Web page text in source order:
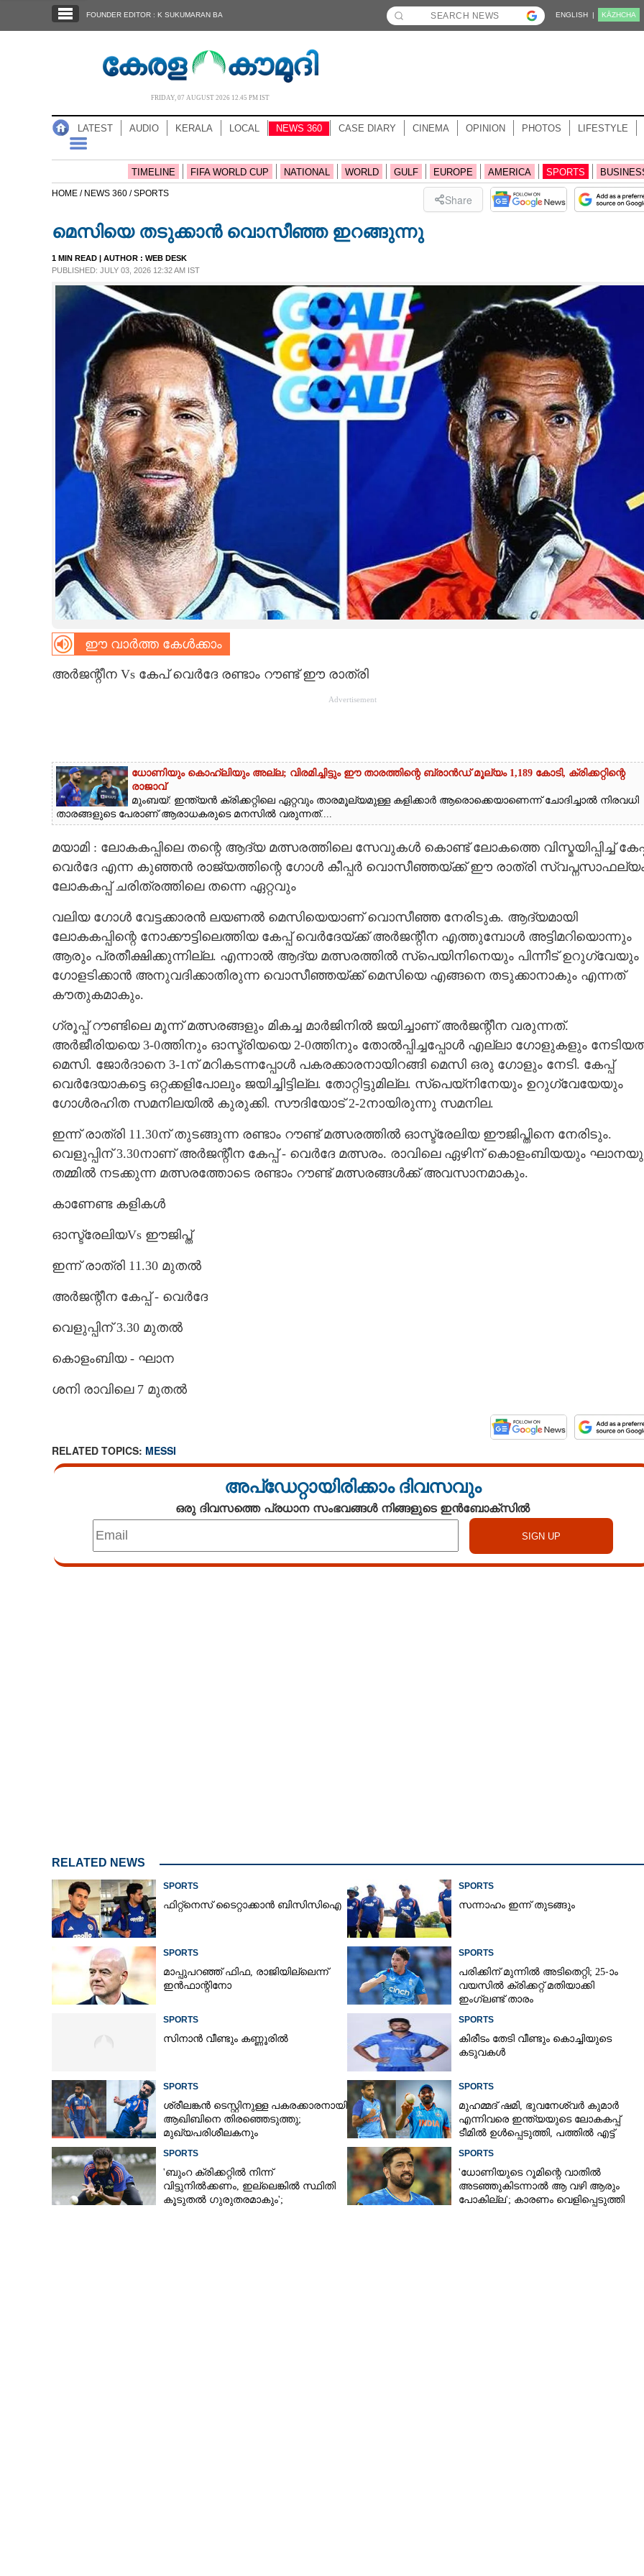
NOTIFIED NEWS
CONTACT US
FOUNDER EDITOR : K SUKUMARAN BA ENGLISH | KĀZHCHA
FRIDAY, 07 AUGUST 2026 12.45 PM IST
LATEST AUDIO KERALA LOCAL NEWS 360 CASE DIARY CINEMA OPINION PHOTOS LIFESTYLE
TIMELINE FIFA WORLD CUP NATIONAL WORLD GULF EUROPE AMERICA SPORTS
HOME / NEWS 360 /SPORTS Share
മെസിയെ തടുക്കാൻ വൊസീഞ്ഞ ഇറങ്ങുന്നു
1 MIN READ | AUTHOR : WEB DESK
PUBLISHED: JULY 03, 2026 12:32 AM IST
ഈ വാർത്ത കേൾക്കാം
അർജന്റീന Vs കേപ് വെർദേ രണ്ടാം റൗണ്ട് ഈ രാത്രി
Advertisement
ധോണിയും കൊഹ്‌ലിയും അല്ല; വിരമിച്ചിട്ടും ഈ താരത്തിന്റെ ബ്രാൻഡ് മൂല്യം 1,189 കോടി, ക്രിക്കറ്റിന്റെ
രാജാവ്‌
മുംബയ്: ഇന്ത്യൻ ക്രിക്കറ്റിലെ ഏറ്റവും താരമൂല്യമുള്ള കളിക്കാർ ആരൊക്കെയാണെന്ന് ചോദിച്ചാൽ നിരവധി
താരങ്ങളുടെ പേരാണ് ആരാധകരുടെ മനസിൽ വരുന്നത്....
മയാമി : ലോകകപ്പിലെ തന്റെ ആദ്യ മത്സരത്തിലെ സേവുകൾ കൊണ്ട് ലോകത്തെ വിസ്മയിപ്പിച്ച്
വെർദേ എന്ന കുഞ്ഞൻ രാജ്യത്തിന്റെ ഗോൾ കീപ്പർ വൊസീഞ്ഞയ്ക്ക് ഈ രാത്രി
ലോകകപ്പ് ചരിത്രത്തിലെ തന്നെ ഏറ്റവും
വലിയ ഗോൾ വേട്ടക്കാരൻ ലയണൽ മെസിയെയാണ് വൊസീഞ്ഞ നേരിടുക. ആദ്യമായി
ലോകകപ്പിന്റെ നോക്കൗട്ടിലെത്തിയ കേപ്പ് വെർദേയ്ക്ക് അർജന്റീന എത്തുമ്പോൾ അട്ടിമറിയൊന്നും
ആരും പ്രതീക്ഷിക്കുന്നില്ല. എന്നാൽ ആദ്യ മത്സരത്തിൽ സ്പെയിനിനെയും പിന്നീട് ഉറുഗ്വേയും
ഗോളടിക്കാൻ അനുവദിക്കാതിരുന്ന വൊസീഞ്ഞയ്ക്ക് മെസിയെ എങ്ങനെ തടുക്കാനാകും എന്നത്
കൗതുകമാകും.
ഗ്രൂപ്പ് റൗണ്ടിലെ മൂന്ന് മത്സരങ്ങളും മികച്ച മാർജിനിൽ ജയിച്ചാണ് അർജന്റീന വരുന്നത്.
അർജീരിയയെ 3-0ത്തിനും ഓസ്ട്രിയയെ 2-0ത്തിനും തോൽപ്പിച്ചപ്പോൾ എല്ലാ ഗോളുകളും
മെസി. ജോർദാനെ 3-1ന് മറികടന്നപ്പോൾ പകരക്കാരനായിറങ്ങി മെസി ഒരു ഗോളും നേ‌ടി. കേപ്പ്
വെർദേയാകട്ടെ ഒറ്റക്കളിപോലും ജയിച്ചിട്ടില്ല. തോറ്റിട്ടുമില്ല. സ്പെയ്നിനേയും ഉറുഗ്വേയേയും
ഗോൾരഹിത സമനിലയിൽ കുരുക്കി. സൗദിയോട് 2-2നായിരുന്നു സമനില.
ഇന്ന് രാത്രി 11.30ന് തുടങ്ങുന്ന രണ്ടാം റൗണ്ട് മത്സരത്തിൽ ഓസ്ട്രേലിയ ഈജിപ്തിനെ നേരിടും.
വെളുപ്പിന് 3.30നാണ് അർജന്റീന കേപ്പ് - വെർദേ മത്സരം. രാവിലെ ഏഴിന് കൊളംബിയയും
തമ്മിൽ നടക്കുന്ന മത്സരത്തോടെ രണ്ടാം റൗണ്ട് മത്സരങ്ങൾക്ക് അവസാനമാകും.
കാണേണ്ട കളികൾ
ഓസ്ട്രേലിയVs ഈജിപ്ത്
ഇന്ന് രാത്രി 11.30 മുതൽ
അർജന്റീന കേപ്പ് - വെർദേ
വെളുപ്പിന് 3.30 മുതൽ
കൊളംബിയ - ഘാന
ശനി രാവിലെ 7 മുതൽ
RELATED TOPICS: MESSI
അപ്ഡേറ്റായിരിക്കാം ദിവസവും
ഒരു ദിവസത്തെ പ്രധാന സംഭവങ്ങൾ നിങ്ങളുടെ ഇൻബോക്സിൽ
RELATED NEWS
SPORTS
ഫിറ്റ്നെസ് ടൈറ്റാക്കാൻ ബിസിസിഐ
SPORTS
സന്നാഹം ഇന്ന് തുടങ്ങും
SPORTS
മാപ്പുപറഞ്ഞ് ഫിഫ, രാജിയില്ലെന്ന്
ഇൻഫാന്റിനോ
SPORTS
പരിക്കിന് മുന്നിൽ അടിതെറ്റി; 25-ാം
വയസിൽ ക്രിക്കറ്റ് മതിയാക്കി
ഇംഗ്ലണ്ട് താരം
SPORTS
സിനാൻ വീണ്ടും കണ്ണൂരിൽ
SPORTS
കിരീ‌ടം തേടി വീണ്ടും കൊച്ചിയുടെ
കടുവകൾ
SPORTS
ശ്രീലങ്കൻ ടെസ്റ്റിനുള്ള പകരക്കാരനായി
ആഖിബിനെ തിരഞ്ഞെടുത്തു;
മുഖ്യപരിശീലകനും
SPORTS
മുഹമ്മദ് ഷമി, ഭുവനേശ്വർ കുമാർ
എന്നിവരെ ഇന്ത്യയുടെ ലോകകപ്പ്
ടീമിൽ ഉൾപ്പെടുത്തി,​ പത്തിൽ എട്ട്
SPORTS
'ബുംറ ക്രിക്കറ്റിൽ നിന്ന്
വിട്ടുനിൽക്കണം, ഇല്ലെങ്കിൽ സ്ഥിതി
കൂടുതൽ ഗുരുതരമാകും';
SPORTS
'ധോണിയുടെ റൂമിന്റെ വാതിൽ
അടഞ്ഞുകിടന്നാൽ ആ വഴി ആരും
പോകില്ല'; കാരണം വെളിപ്പെടുത്തി
Share this link